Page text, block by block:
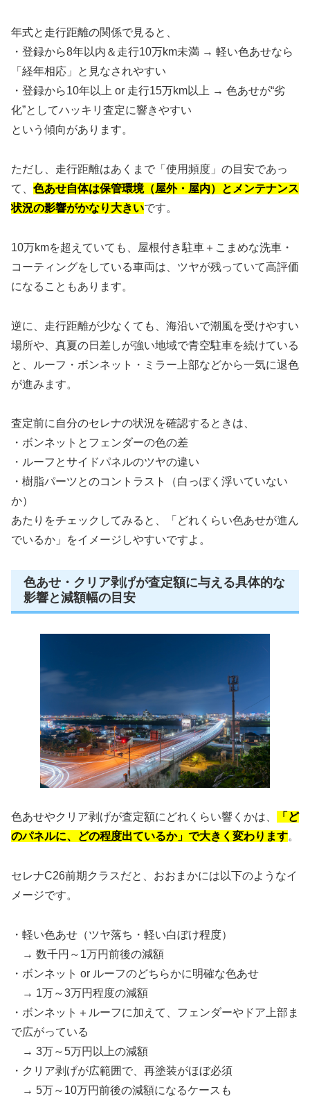
年式と走行距離の関係で見ると、
・登録から8年以内＆走行10万km未満 → 軽い色あせなら
「経年相応」と見なされやすい
・登録から10年以上 or 走行15万km以上 → 色あせが“劣
化”としてハッキリ査定に響きやすい
という傾向があります。
ただし、走行距離はあくまで「使用頻度」の目安であっ
て、 色あせ自体は保管環境（屋外・屋内）とメンテナンス
状況の影響がかなり大きいです。
10万kmを超えていても、屋根付き駐車＋こまめな洗車・
コーティングをしている車両は、ツヤが残っていて高評価
になることもあります。
逆に、走行距離が少なくても、海沿いで潮風を受けやすい
場所や、真夏の日差しが強い地域で青空駐車を続けている
と、ルーフ・ボンネット・ミラー上部などから一気に退色
が進みます。
査定前に自分のセレナの状況を確認するときは、
・ボンネットとフェンダーの色の差
・ルーフとサイドパネルのツヤの違い
・樹脂パーツとのコントラスト（白っぽく浮いていない
か）
あたりをチェックしてみると、「どれくらい色あせが進ん
でいるか」をイメージしやすいですよ。
色あせ・クリア剥げが査定額に与える具体的な
影響と減額幅の目安
色あせやクリア剥げが査定額にどれくらい響くかは、
「ど
のパネルに、どの程度出ているか」で大きく変わります。
セレナC26前期クラスだと、おおまかには以下のようなイ
メージです。
・軽い色あせ（ツヤ落ち・軽い白ぼけ程度）
→ 数千円～1万円前後の減額
・ボンネット or ルーフのどちらかに明確な色あせ
→ 1万～3万円程度の減額
・ボンネット＋ルーフに加えて、フェンダーやドア上部ま
で広がっている
→ 3万～5万円以上の減額
・クリア剥げが広範囲で、再塗装がほぼ必須
→ 5万～10万円前後の減額になるケースも